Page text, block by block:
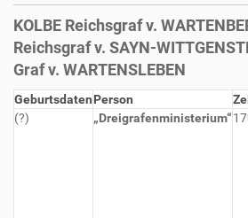
KOLBE Reichsgraf v.
Reichsgraf v. SAYN-
Graf v. WARTENSLEBEN
GeburtsdatenPerson
(?)
„Dreigrafenministerium“